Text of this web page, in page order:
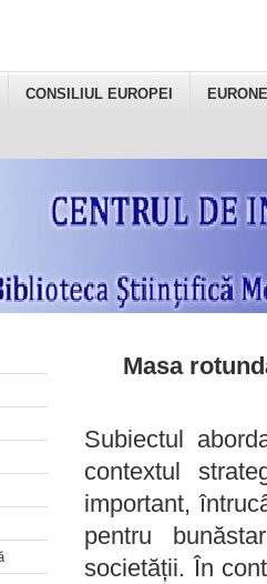
CONSILIUL EUROPEI
Masa
Subiectul
contextul
important,
pentru
societății. În